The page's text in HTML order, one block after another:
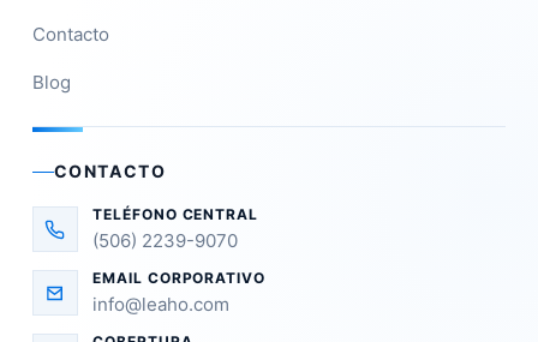
Contacto
Blog
CONTACTO
TELÉFONO CENTRAL
(506) 2239-9070
EMAIL CORPORATIVO
info@leaho.com